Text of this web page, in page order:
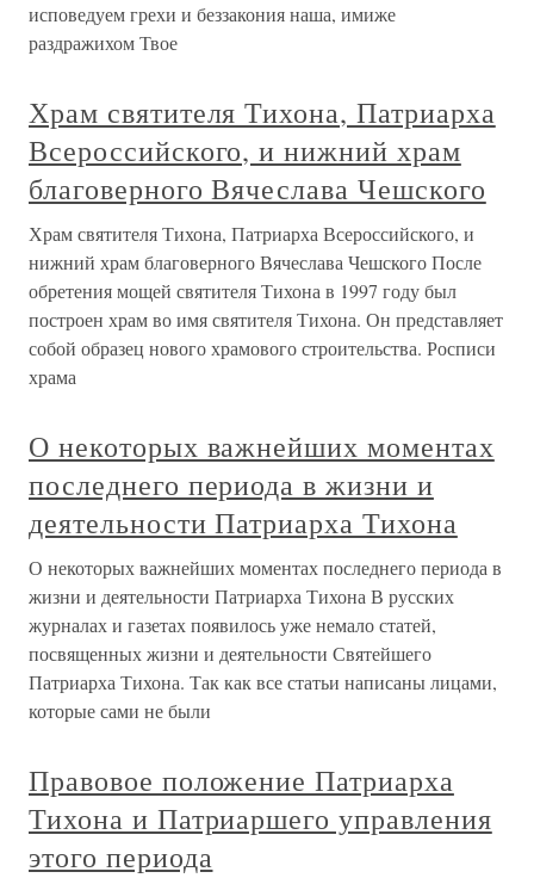
исповедуем грехи и беззакония наша, имиже
раздражихом Твое
Храм святителя Тихона, Патриарха
Всероссийского, и нижний храм
благоверного Вячеслава Чешского
Храм святителя Тихона, Патриарха Всероссийского, и
нижний храм благоверного Вячеслава Чешского После
обретения мощей святителя Тихона в 1997 году был
построен храм во имя святителя Тихона. Он представляет
собой образец нового храмового строительства. Росписи
храма
О некоторых важнейших моментах
последнего периода в жизни и
деятельности Патриарха Тихона
О некоторых важнейших моментах последнего периода в
жизни и деятельности Патриарха Тихона В русских
журналах и газетах появилось уже немало статей,
посвященных жизни и деятельности Святейшего
Патриарха Тихона. Так как все статьи написаны лицами,
которые сами не были
Правовое положение Патриарха
Тихона и Патриаршего управления
этого периода